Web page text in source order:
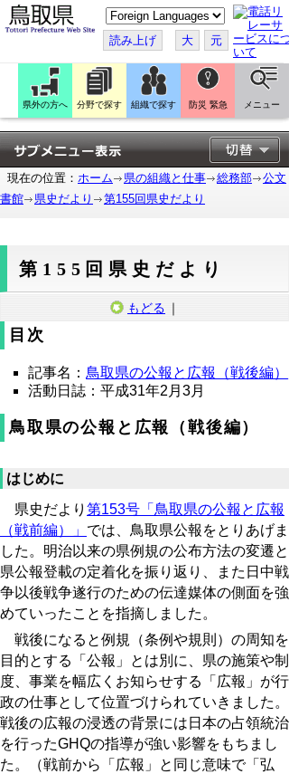
こ
の
ペ
ー
ジ
翻
訳
す
る
読み上げ 大 元
県外の方へ 分野で探す 組織で探す 防災 緊急 メニュー
現在の位置： ホーム 県の組織と仕事 総務部
公文
書館
県史だより 第155回県史だより
第155回県史だより
もどる ｜
目次
記事名： 鳥取県の公報と広報（戦後編）
活動日誌：平成31年2月3月
鳥取県の公報と広報（戦後編）
はじめに
県史だより 第153号「鳥取県の公報と広報
（戦前編）」 では、鳥取県公報をとりあげま
した。明治以来の県例規の公布方法の変遷と
県公報登載の定着化を振り返り、また日中戦
争以後戦争遂行のための伝達媒体の側面を強
めていったことを指摘しました。
戦後になると例規（条例や規則）の周知を
目的とする「公報」とは別に、県の施策や制
度、事業を幅広くお知らせする「広報」が行
政の仕事として位置づけられていきました。
戦後の広報の浸透の背景には日本の占領統治
を行ったGHQの指導が強い影響をもちまし
た。（戦前から「広報」と同じ意味で「弘